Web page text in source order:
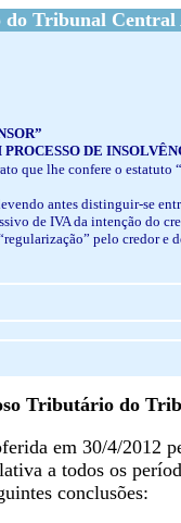
do Tribunal
DE
que lhe confere o
antes distinguir-se
de IVA da intenção do
pelo credor e
Tributário do
em 30/4/2012
a todos os
conclusões: